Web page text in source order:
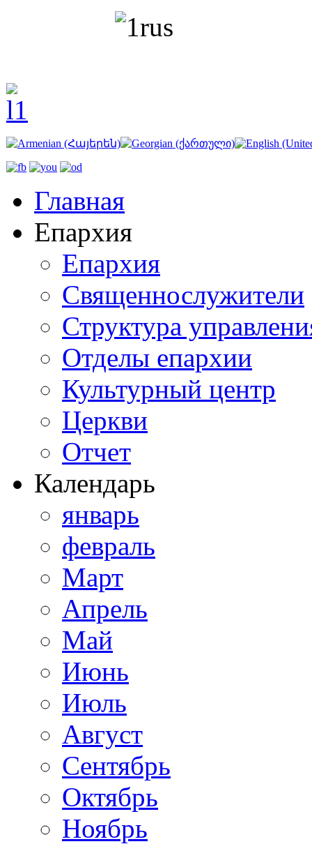
Главная
Епархия
Епархия
Священнослужители
Структура
Отделы епархии
Культурный центр
Церкви
Отчет
Календарь
январь
февраль
Март
Апрель
Май
Июнь
Июль
Август
Сентябрь
Октябрь
Ноябрь